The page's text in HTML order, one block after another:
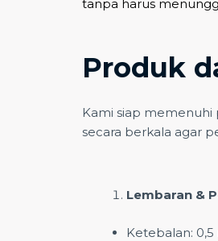
tanpa harus
Produk
Kami siap memenuhi
secara berkala agar
Lembaran &
Ketebalan: